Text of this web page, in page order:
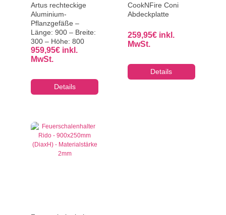
Artus rechteckige
Aluminium-
Pflanzgefäße –
Länge: 900 – Breite:
300 – Höhe: 800
959,95€ inkl.
MwSt.
Details
CookNFire Coni
Abdeckplatte
259,95€ inkl.
MwSt.
Details